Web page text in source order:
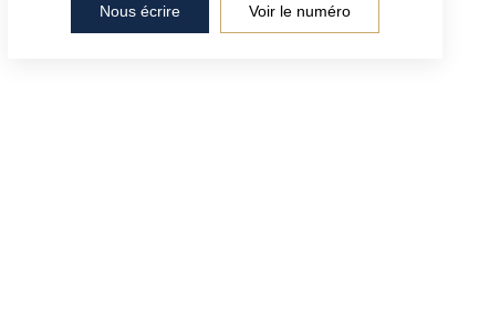
Nous écrire Voir le numéro